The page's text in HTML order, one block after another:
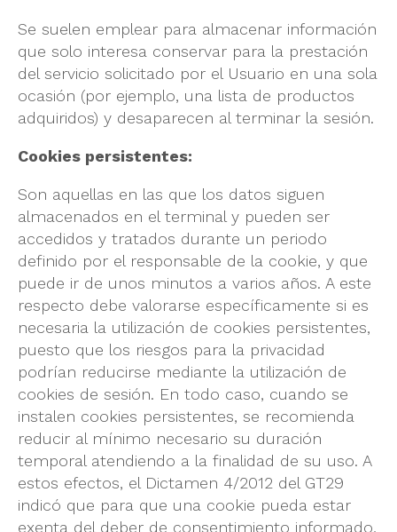
Se suelen emplear para almacenar información
que solo interesa conservar para la prestación
del servicio solicitado por el Usuario en una sola
ocasión (por ejemplo, una lista de productos
adquiridos) y desaparecen al terminar la sesión.
Cookies persistentes:
Son aquellas en las que los datos siguen
almacenados en el terminal y pueden ser
accedidos y tratados durante un periodo
definido por el responsable de la cookie, y que
puede ir de unos minutos a varios años. A este
respecto debe valorarse específicamente si es
necesaria la utilización de cookies persistentes,
puesto que los riesgos para la privacidad
podrían reducirse mediante la utilización de
cookies de sesión. En todo caso, cuando se
instalen cookies persistentes, se recomienda
reducir al mínimo necesario su duración
temporal atendiendo a la finalidad de su uso. A
estos efectos, el Dictamen 4/2012 del GT29
indicó que para que una cookie pueda estar
exenta del deber de consentimiento informado,